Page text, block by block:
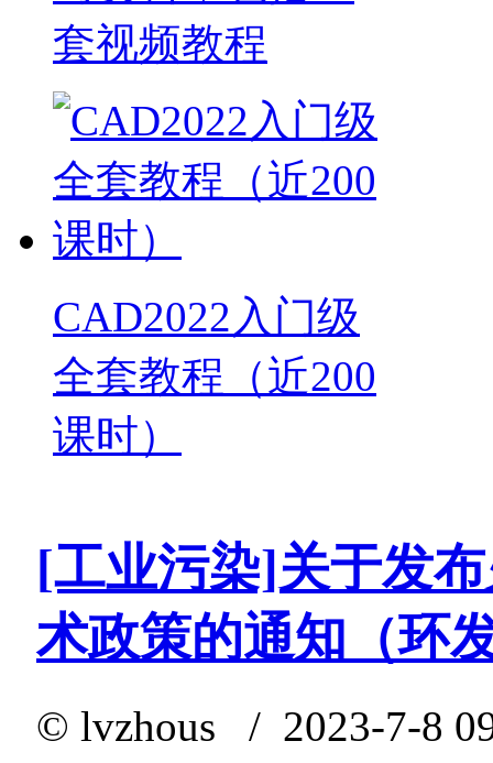
套视频教程
CAD2022入门级
全套教程（近200
课时）
[工业污染]关于发
术政策的通知（环
© lvzhous / 2023-7-8